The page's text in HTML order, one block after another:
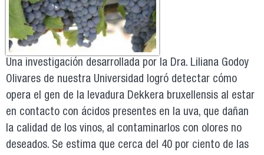
Una investigación desarrollada por la Dra. Liliana Godoy
Olivares de nuestra Universidad logró detectar cómo
opera el gen de la levadura Dekkera bruxellensis al estar
en contacto con ácidos presentes en la uva, que dañan
la calidad de los vinos, al contaminarlos con olores no
deseados. Se estima que cerca del 40 por ciento de las